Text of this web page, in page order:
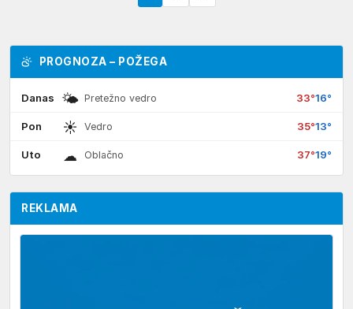
PROGNOZA – POŽEGA
Danas 🌤 Pretežno vedro 33°16°
Pon ☀ Vedro 35°13°
Uto ☁ Oblačno 37°19°
REKLAMA